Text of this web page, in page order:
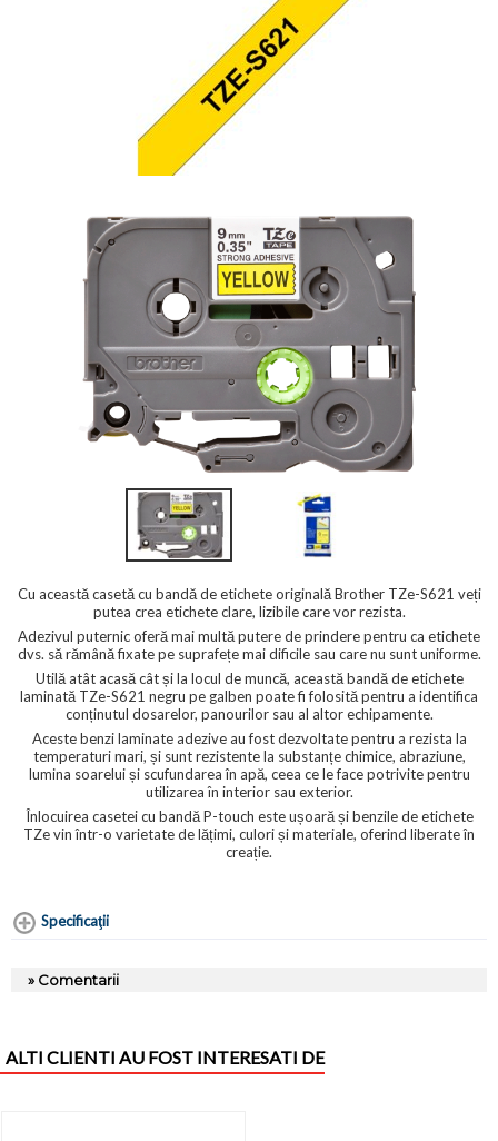
Cu această casetă cu bandă de etichete originală Brother TZe-S621 veți
putea crea etichete clare, lizibile care vor rezista.
Adezivul puternic oferă mai multă putere de prindere pentru ca etichete
dvs. să rămână fixate pe suprafețe mai dificile sau care nu sunt uniforme.
Utilă atât acasă cât și la locul de muncă, această bandă de etichete
laminată TZe-S621 negru pe galben poate fi folosită pentru a identifica
conținutul dosarelor, panourilor sau al altor echipamente.
Aceste benzi laminate adezive au fost dezvoltate pentru a rezista la
temperaturi mari, și sunt rezistente la substanțe chimice, abraziune,
lumina soarelui și scufundarea în apă, ceea ce le face potrivite pentru
utilizarea în interior sau exterior.
Înlocuirea casetei cu bandă P-touch este ușoară și benzile de etichete
TZe vin într-o varietate de lățimi, culori și materiale, oferind liberate în
creație.
Specificaţii
» Comentarii
ALTI CLIENTI AU FOST INTERESATI DE